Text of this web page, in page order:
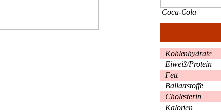
Coca-Cola
Kohlenhydrate
Eiweiß/Protein
Fett
Ballaststoffe
Cholesterin
Kalorien